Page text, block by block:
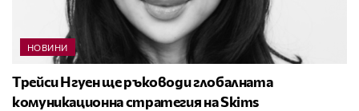
НОВИНИ
Трейси Нгуен ще ръководи глобалната
комуникационна стратегия на Skims